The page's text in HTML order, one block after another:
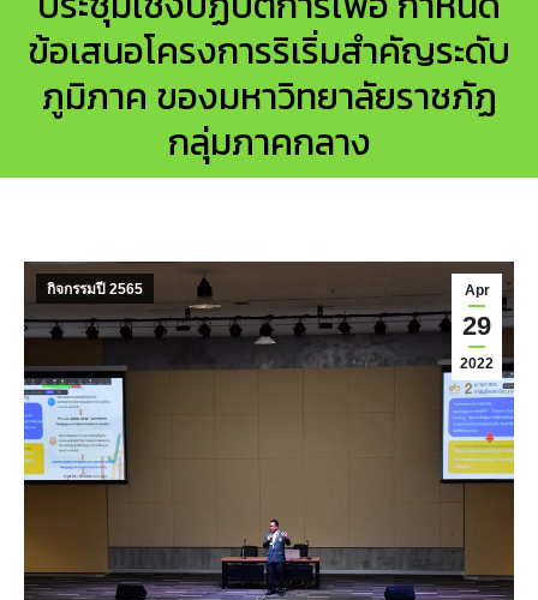
ข้อเสนอโครงการริเริ่มสําคัญระดับ
ภูมิภาค ของมหาวิทยาลัยราชภัฏ
กลุ่มภาคกลาง
You are here:
Apr
29
2022
กิจกรรมปี 2565